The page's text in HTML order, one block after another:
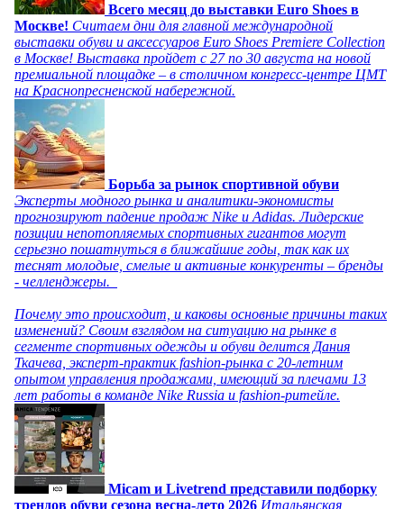
Всего месяц до выставки Euro Shoes в
Москве! Считаем дни для главной международной
выставки обуви и аксессуаров Euro Shoes Premiere Collection
в Москве! Выставка пройдет с 27 по 30 августа на новой
премиальной площадке – в столичном конгресс-центре ЦМТ
на Краснопресненской набережной.
Борьба за рынок спортивной обуви
Эксперты модного рынка и аналитики-экономисты
прогнозируют падение продаж Nike и Adidas. Лидерские
позиции непотопляемых спортивных гигантов могут
серьезно пошатнуться в ближайшие годы, так как их
теснят молодые, смелые и активные конкуренты – бренды
- челленджеры.
Почему это происходит, и каковы основные причины таких
изменений? Своим взглядом на ситуацию на рынке в
сегменте спортивных одежды и обуви делится Дания
Ткачева, эксперт-практик fashion-рынка с 20-летним
опытом управления продажами, имеющий за плечами 13
лет работы в команде Nike Russia и fashion-ритейле.
Micam и Livetrend представили подборку
трендов обуви сезона весна-лето 2026 Итальянская